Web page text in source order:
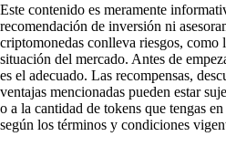
Este contenido es meramente
recomendación de inversión ni
criptomonedas conlleva riesgos,
situación del mercado. Antes de
es el adecuado. Las recompensas,
ventajas mencionadas pueden estar
o a la cantidad de tokens que tengas
según los términos y condiciones